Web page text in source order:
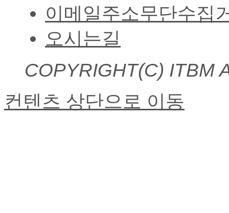
이메일주소무단수집
오시는길
COPYRIGHT(C) ITBM
컨텐츠 상단으로 이동